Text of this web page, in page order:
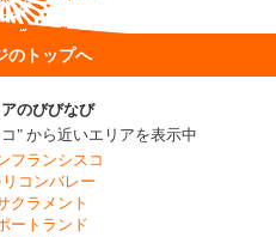
のトップへ
のびびなび
" から近いエリアを表示中
フランシスコ
コンバレー
クラメント
ートランド